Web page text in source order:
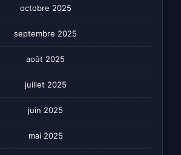
octobre 2025
septembre 2025
août 2025
juillet 2025
juin 2025
mai 2025